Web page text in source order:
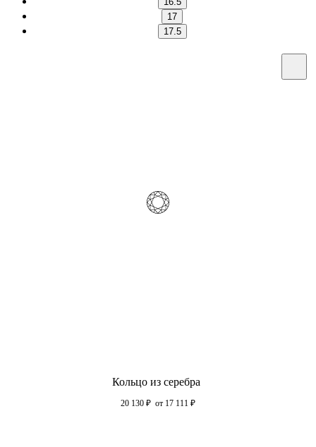
17
17.5
Кольцо из серебра
20 130 ₽ от 17 111 ₽